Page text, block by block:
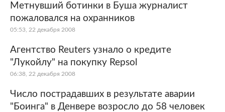
Метнувший ботинки в Буша журналист
пожаловался на охранников
05:53, 22 декабря 2008
Агентство Reuters узнало о кредите
"Лукойлу" на покупку Repsol
06:38, 22 декабря 2008
Число пострадавших в результате аварии
"Боинга" в Денвере возросло до 58 человек